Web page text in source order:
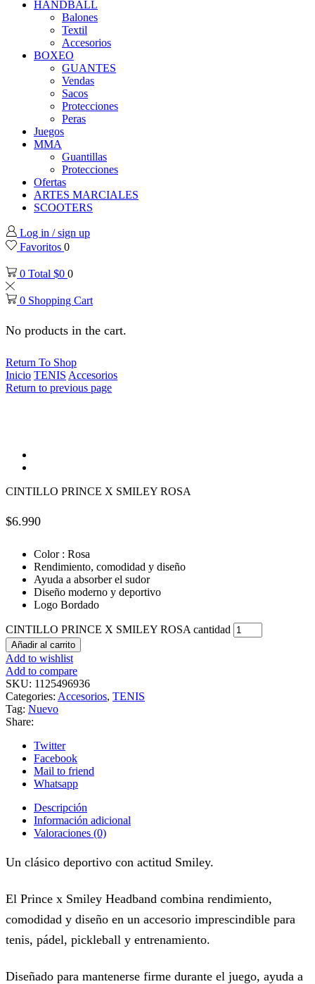
HANDBALL
Balones
Textil
Accesorios
BOXEO
GUANTES
Vendas
Sacos
Protecciones
Peras
Juegos
MMA
Guantillas
Protecciones
Ofertas
ARTES MARCIALES
SCOOTERS
Log in / sign up
Favoritos 0
0 Total $0 0
0 Shopping Cart
No products in the cart.
Return To Shop
Inicio TENIS Accesorios
Return to previous page
CINTILLO PRINCE X SMILEY ROSA
$6.990
Color : Rosa
Rendimiento, comodidad y diseño
Ayuda a absorber el sudor
Diseño moderno y deportivo
Logo Bordado
CINTILLO PRINCE X SMILEY ROSA cantidad
Añadir al carrito
Add to wishlist
Add to compare
SKU: 1125496936
Categories: Accesorios, TENIS
Tag: Nuevo
Share:
Twitter
Facebook
Mail to friend
Whatsapp
Descripción
Información adicional
Valoraciones (0)
Un clásico deportivo con actitud Smiley.
El Prince x Smiley Headband combina rendimiento,
comodidad y diseño en un accesorio imprescindible para
tenis, pádel, pickleball y entrenamiento.
Diseñado para mantenerse firme durante el juego, ayuda a